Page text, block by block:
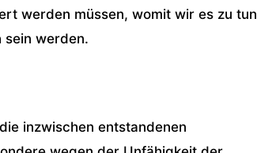
werden müssen, womit wir es zu tun
sein werden.
inzwischen entstandenen